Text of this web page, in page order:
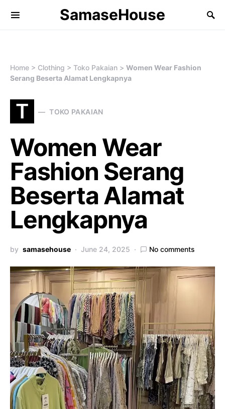
SamaseHouse
Search for:
Home > Clothing > Toko Pakaian > Women Wear Fashion
Serang Beserta Alamat Lengkapnya
T TOKO PAKAIAN
Women Wear
Fashion Serang
Beserta Alamat
Lengkapnya
by samasehouse June 24, 2025 No comments